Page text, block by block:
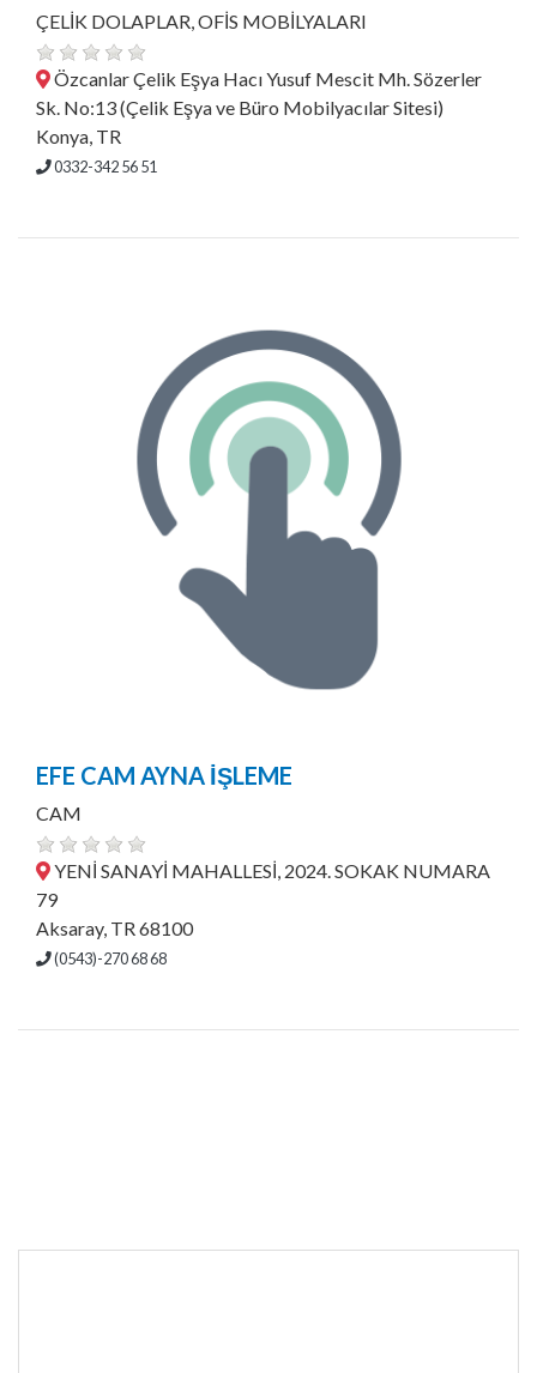
ÇELİK DOLAPLAR, OFİS MOBİLYALARI
Özcanlar Çelik Eşya Hacı Yusuf Mescit Mh. Sözerler
Sk. No:13 (Çelik Eşya ve Büro Mobilyacılar Sitesi)
Konya, TR
0332-342 56 51
EFE CAM AYNA İŞLEME
CAM
YENİ SANAYİ MAHALLESİ, 2024. SOKAK NUMARA
79
Aksaray, TR 68100
(0543)-270 68 68